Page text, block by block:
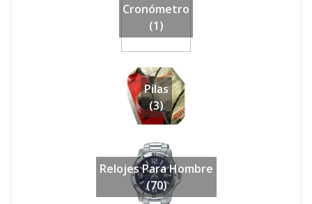
Cronómetro
(1)
Pilas
(3)
Relojes Para Hombre
(70)